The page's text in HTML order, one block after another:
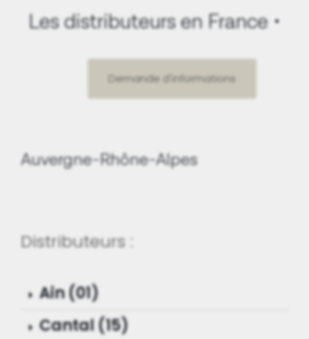
Les distributeurs en France
Demande d'informations
Auvergne-Rhône-Alpes
Distributeurs :
Ain (01)
Cantal (15)